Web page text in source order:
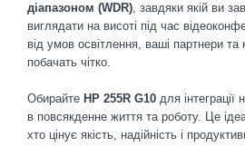
діапазоном (WDR), завдяки якій ви
виглядати на висоті під час
від умов освітлення, ваші партнери
побачать чітко.
Обирайте HP 255R G10 для інтеграції
в повсякденне життя та роботу. Це
хто цінує якість, надійність і